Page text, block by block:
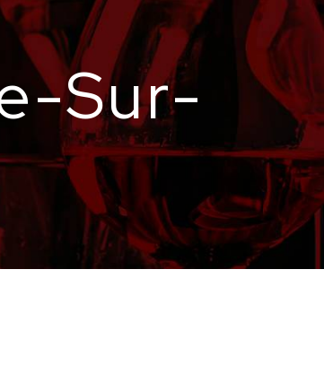
Sur-